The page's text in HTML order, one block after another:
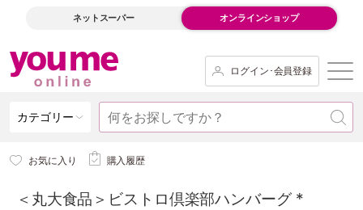
ネットスーパー オンラインショップ
ログイン･会員登録
カテゴリー
お気に入り 購入履歴
＜丸大食品＞ビストロ倶楽部ハンバーグ *